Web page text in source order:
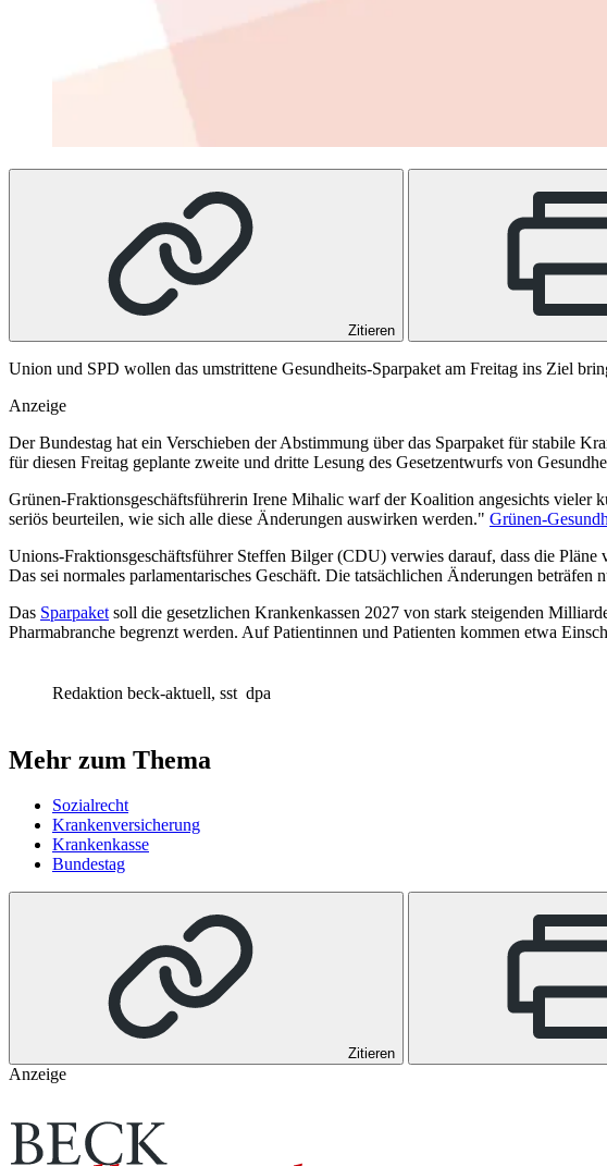
Zitieren
Union und SPD wollen das umstrittene Gesundheits-Sparpaket am Freitag ins Ziel
Anzeige
Der Bundestag hat ein Verschieben der Abstimmung über das Sparpaket für stabile
für diesen Freitag geplante zweite und dritte Lesung des Gesetzentwurfs von
Grünen-Fraktionsgeschäftsführerin Irene Mihalic warf der Koalition angesichts vieler
seriös beurteilen, wie sich alle diese Änderungen auswirken werden." Grünen-
Unions-Fraktionsgeschäftsführer Steffen Bilger (CDU) verwies darauf, dass die
Das sei normales parlamentarisches Geschäft. Die tatsächlichen Änderungen beträfen
Das Sparpaket soll die gesetzlichen Krankenkassen 2027 von stark steigenden
Pharmabranche begrenzt werden. Auf Patientinnen und Patienten kommen etwa
Redaktion beck-aktuell, sst dpa
Mehr zum Thema
Sozialrecht
Krankenversicherung
Krankenkasse
Bundestag
Zitieren
Anzeige